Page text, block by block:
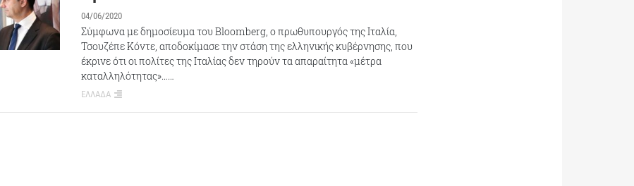
04/06/2020
Σύμφωνα με δημοσίευμα του Bloomberg, ο πρωθυπουργός της Ιταλία,
Τσουζέπε Κόντε, αποδοκίμασε την στάση της ελληνικής κυβέρνησης, που
έκρινε ότι οι πολίτες της Ιταλίας δεν τηρούν τα απαραίτητα «μέτρα
καταλληλότητας»……
ΕΛΛΑΔΑ